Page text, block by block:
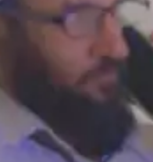
عدن تحتضن
إماراتية